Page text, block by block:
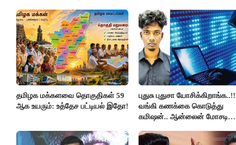
தமிழக மக்களவை தொகுதிகள் 59
ஆக உயரும்: உத்தேச பட்டியல் இதோ!
புதுசு புதுசா யோசிக்கிறாங்க..!!
வங்கி கணக்கை கொடுத்து
கமிஷன்.. ஆன்லைன் மோசடி
கைது..!!